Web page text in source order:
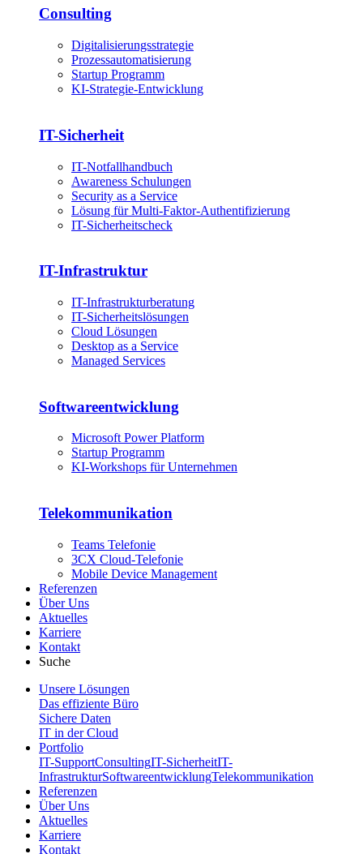
Consulting
Digitalisierungsstrategie
Prozessautomatisierung
Startup Programm
KI-Strategie-Entwicklung
IT-Sicherheit
IT-Notfallhandbuch
Awareness Schulungen
Security as a Service
Lösung für Multi-Faktor-Authentifizierung
IT-Sicherheitscheck
IT-Infrastruktur
IT-Infrastrukturberatung
IT-Sicherheitslösungen
Cloud Lösungen
Desktop as a Service
Managed Services
Softwareentwicklung
Microsoft Power Platform
Startup Programm
KI-Workshops für Unternehmen
Telekommunikation
Teams Telefonie
3CX Cloud-Telefonie
Mobile Device Management
Referenzen
Über Uns
Aktuelles
Karriere
Kontakt
Suche
Unsere Lösungen
Das effiziente Büro
Sichere Daten
IT in der Cloud
Portfolio
IT-SupportConsultingIT-SicherheitIT-
InfrastrukturSoftwareentwicklungTelekommunikation
Referenzen
Über Uns
Aktuelles
Karriere
Kontakt